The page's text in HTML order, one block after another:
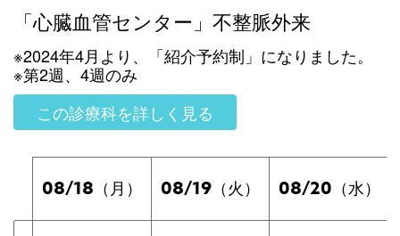
「心臓血管センター」不整脈外来
※2024年4月より、「紹介予約制」になりました。
※第2週、4週のみ
この診療科を詳しく見る
08/18 （月） 08/19 （火） 08/20 （水）